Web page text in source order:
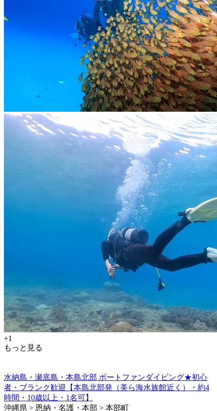
+1
もっと見る
水納島・瀬底島・本島北部 ボートファンダイビング★初心
者・ブランク歓迎【本島北部発（美ら海水族館近く）・約4
時間・10歳以上・1名可】
沖縄県 > 恩納・名護・本部 > 本部町